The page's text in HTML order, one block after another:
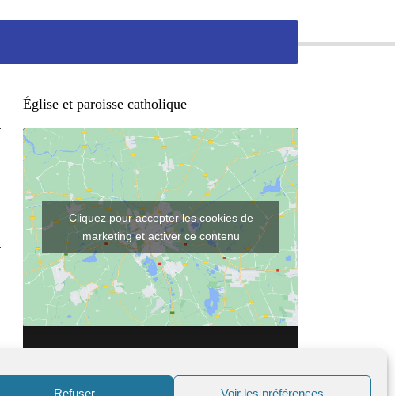
Refuser Voir les préférences
Église et paroisse catholique
Cliquez pour accepter les cookies de
marketing et activer ce contenu